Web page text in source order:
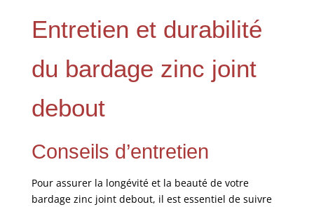
Entretien et durabilité
du bardage zinc joint
debout
Conseils d’entretien
Pour assurer la longévité et la beauté de votre
bardage zinc joint debout, il est essentiel de suivre